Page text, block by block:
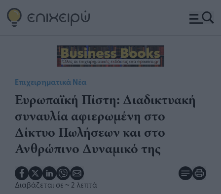
Επιχειρηματικά Νέα
Ευρωπαϊκή Πίστη: Διαδικτυακή
συναυλία αφιερωμένη στο
Δίκτυο Πωλήσεων και στο
Ανθρώπινο Δυναμικό της
Διαβάζεται σε ~ 2 λεπτά